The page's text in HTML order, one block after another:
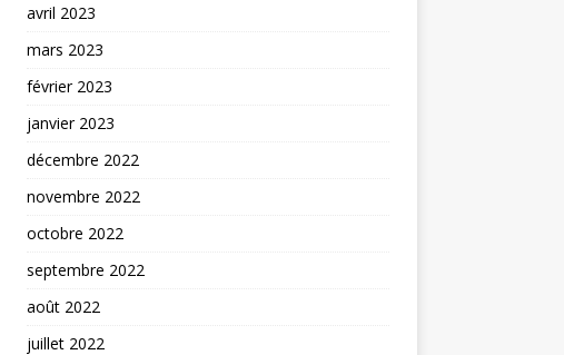
avril 2023
mars 2023
février 2023
janvier 2023
décembre 2022
novembre 2022
octobre 2022
septembre 2022
août 2022
juillet 2022